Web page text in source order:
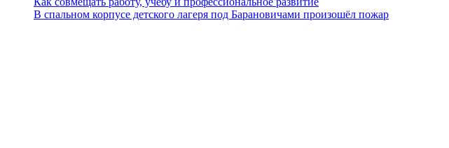
В спальном корпусе детского лагеря под Барановичами произошёл пожар